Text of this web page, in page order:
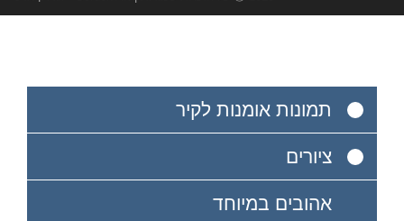
תמונות אומנות לקיר
ציורים
אהובים במיוחד